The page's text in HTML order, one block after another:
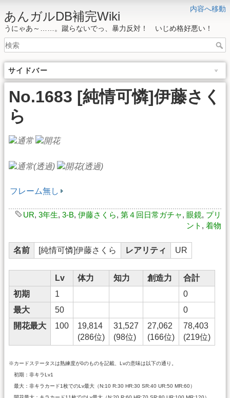
内容へ移動
あんガルDB補完Wiki
うにゃあ～……。蹴らないでっ、暴力反対！ いじめ格好悪い！
サイドバー
No.1683 [純情可憐]伊藤さく
ら
フレーム無し
UR, 3年生, 3-B, 伊藤さくら, 第４回日常ガチャ, 眼鏡, プリ
ント , 着物
名前 [純情可憐]伊藤さくら レアリティ UR
Lv 体力 知力 創造力
合計
初期
1
0
最大
50
0
開花最大
100
19,814
(286位)
31,527
(98位)
27,062
(166位)
78,403
(219位)
※カードステータスは熟練度が0のものを記載、Lvの意味は以下の通り。
初期：非キラLv1
最大：非キラカード1枚でのLv最大（N:10 R:30 HR:30 SR:40 UR:50 MR:60）